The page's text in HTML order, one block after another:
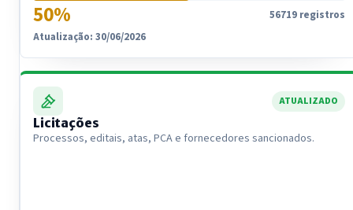
50%
56719 registros
Atualização: 30/06/2026
ATUALIZADO
Licitações
Processos, editais, atas, PCA e fornecedores sancionados.